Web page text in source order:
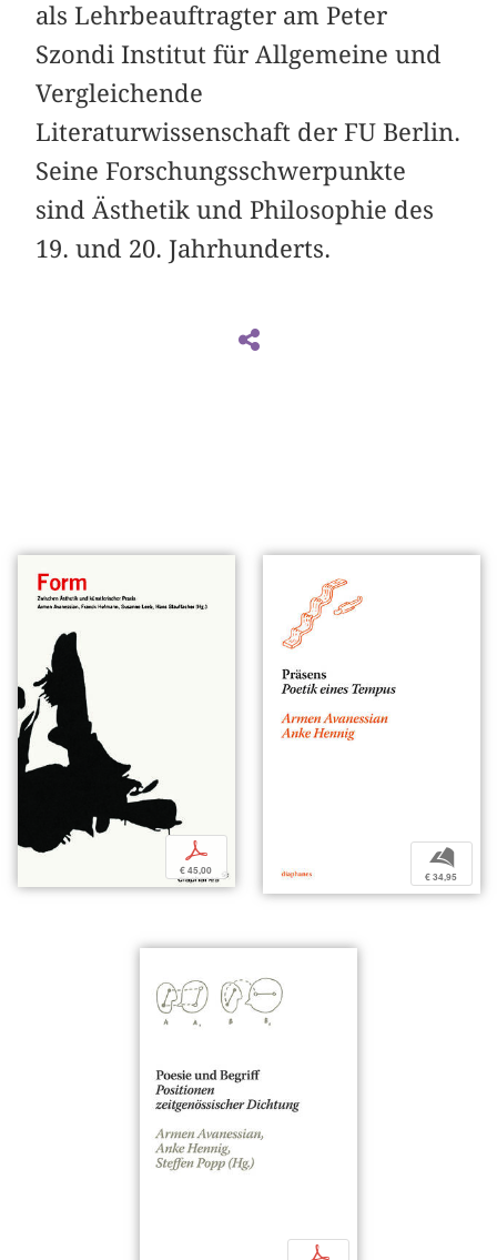
als Lehrbeauftragter am Peter
Szondi Institut für Allgemeine und
Vergleichende
Literaturwissenschaft der FU Berlin.
Seine Forschungsschwerpunkte
sind Ästhetik und Philosophie des
19. und 20. Jahrhunderts.
p
€ 45,00
b
€ 34,95
p